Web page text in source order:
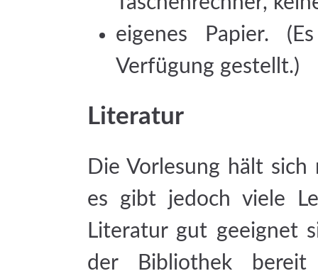
eigenes Papier.
Verfügung gestellt.)
Literatur
Die Vorlesung hält
es gibt jedoch viele
Literatur gut geeignet
der Bibliothek